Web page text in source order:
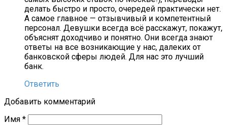
делать быстро и просто, очередей практически нет.
А самое главное — отзывчивый и компетентный
персонал. Девушки всегда всё расскажут, покажут,
объяснят доходчиво и понятно. Они всегда знают
ответы на все возникающие у нас, далеких от
банковской сферы людей. Для нас это лучший
банк.
Ответить
Добавить комментарий
Имя *